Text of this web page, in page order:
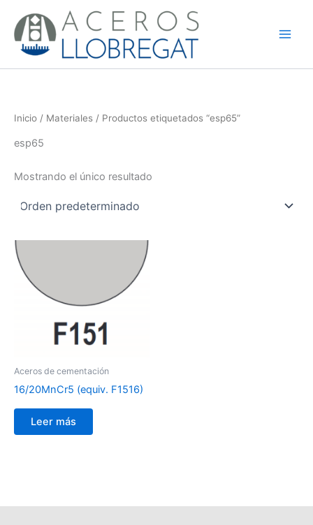
contenido
Inicio / Materiales / Productos etiquetados “esp65”
esp65
Mostrando el único resultado
Aceros de cementación
16/20MnCr5 (equiv. F1516)
Leer más